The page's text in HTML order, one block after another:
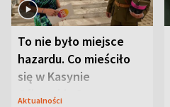
To nie było miejsce
hazardu. Co mieściło
się w Kasynie
Oficerskim?
Aktualności